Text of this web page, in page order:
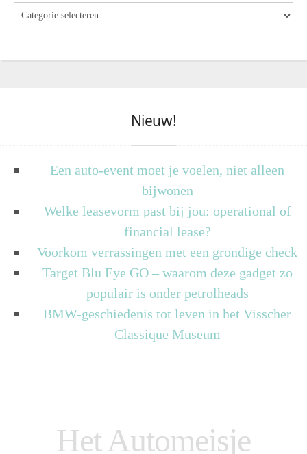
Nieuw!
Een auto-event moet je voelen, niet alleen
bijwonen
Welke leasevorm past bij jou: operational of
financial lease?
Voorkom verrassingen met een grondige check
Target Blu Eye GO – waarom deze gadget zo
populair is onder petrolheads
BMW-geschiedenis tot leven in het Visscher
Classique Museum
Het Automeisje